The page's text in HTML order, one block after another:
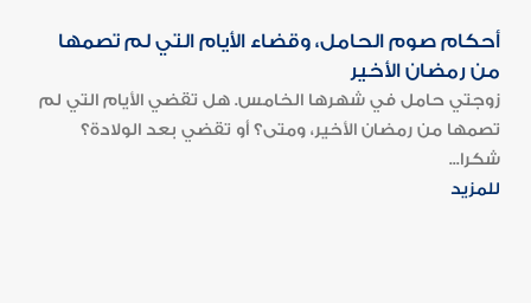
أحكام صوم الحامل، وقضاء الأيام التي لم تصمها
من رمضان الأخير
زوجتي حامل في شهرها الخامس. هل تقضي الأيام التي لم
تصمها من رمضان الأخير، ومتى؟ أو تقضي بعد الولادة؟
شكرا...
للمزيد